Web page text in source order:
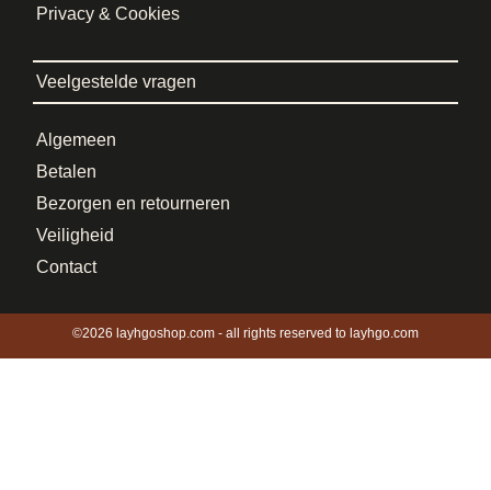
Privacy & Cookies
Veelgestelde vragen
Algemeen
Betalen
Bezorgen en retourneren
Veiligheid
Contact
©2026 layhgoshop.com - all rights reserved to layhgo.com